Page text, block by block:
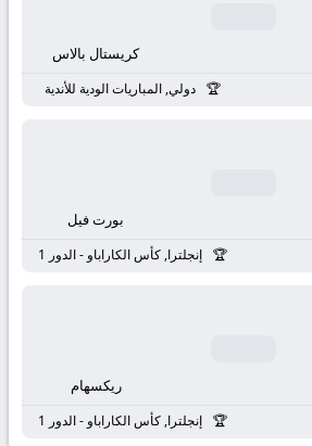
كريستال بالاس
دولي, المباريات الودية للأندية
بورت فيل
إنجلترا, كأس الكاراباو - الدور 1
ريكسهام
إنجلترا, كأس الكاراباو - الدور 1